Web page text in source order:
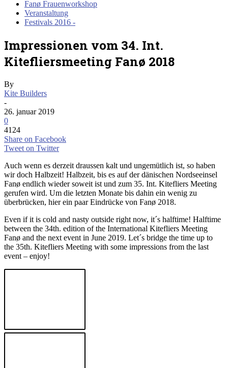
Fanø Frauenworkshop
Veranstaltung
Festivals 2016 -
Impressionen vom 34. Int.
Kitefliersmeeting Fanø 2018
By
Kite Builders
-
26. januar 2019
0
4124
Share on Facebook
Tweet on Twitter
Auch wenn es derzeit draussen kalt und ungemütlich ist, so haben
wir doch Halbzeit! Halbzeit, bis es auf der dänischen Nordseeinsel
Fanø endlich wieder soweit ist und zum 35. Int. Kitefliers Meeting
gerufen wird. Um die letzten Monate bis dahin ein wenig zu
überbrücken, hier ein paar Eindrücke von Fanø 2018.
Even if it is cold and nasty outside right now, it´s halftime! Halftime
between the 34th. edition of the International Kitefliers Meeting
Fanø and the next event in June 2019. Let´s bridge the time up to
the 35th. Kitefliers Meeting with some impressions from the last
event – enjoy!